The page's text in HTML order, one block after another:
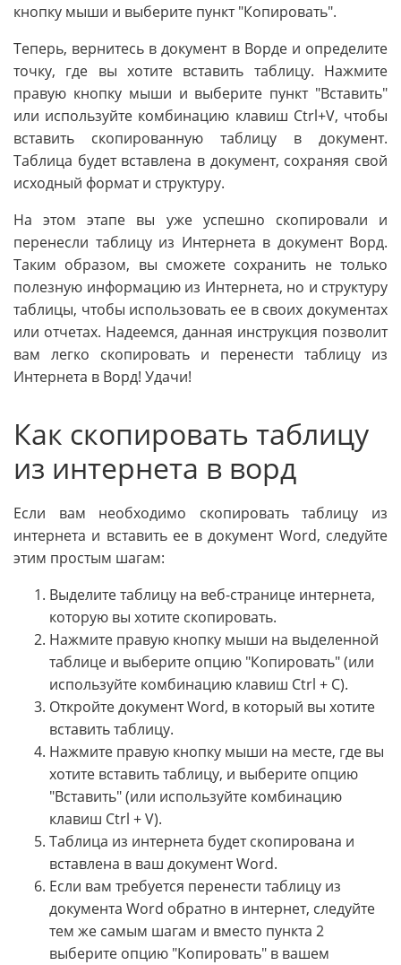
кнопку мыши и выберите пункт "Копировать".
Теперь, вернитесь в документ в Ворде и определите
точку, где вы хотите вставить таблицу. Нажмите
правую кнопку мыши и выберите пункт "Вставить"
или используйте комбинацию клавиш Ctrl+V, чтобы
вставить скопированную таблицу в документ.
Таблица будет вставлена в документ, сохраняя свой
исходный формат и структуру.
На этом этапе вы уже успешно скопировали и
перенесли таблицу из Интернета в документ Ворд.
Таким образом, вы сможете сохранить не только
полезную информацию из Интернета, но и структуру
таблицы, чтобы использовать ее в своих документах
или отчетах. Надеемся, данная инструкция позволит
вам легко скопировать и перенести таблицу из
Интернета в Ворд! Удачи!
Как скопировать таблицу
из интернета в ворд
Если вам необходимо скопировать таблицу из
интернета и вставить ее в документ Word, следуйте
этим простым шагам:
Выделите таблицу на веб-странице интернета,
которую вы хотите скопировать.
Нажмите правую кнопку мыши на выделенной
таблице и выберите опцию "Копировать" (или
используйте комбинацию клавиш Ctrl + C).
Откройте документ Word, в который вы хотите
вставить таблицу.
Нажмите правую кнопку мыши на месте, где вы
хотите вставить таблицу, и выберите опцию
"Вставить" (или используйте комбинацию
клавиш Ctrl + V).
Таблица из интернета будет скопирована и
вставлена в ваш документ Word.
Если вам требуется перенести таблицу из
документа Word обратно в интернет, следуйте
тем же самым шагам и вместо пункта 2
выберите опцию "Копировать" в вашем